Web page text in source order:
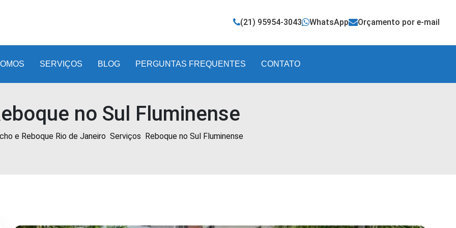
(21) 95954-3043 WhatsApp Orçamento por e-mail
SERVIÇOS BLOG PERGUNTAS FREQUENTES CONTATO
no Sul Fluminense
e Reboque Rio de Janeiro Serviços Reboque no Sul Fluminense